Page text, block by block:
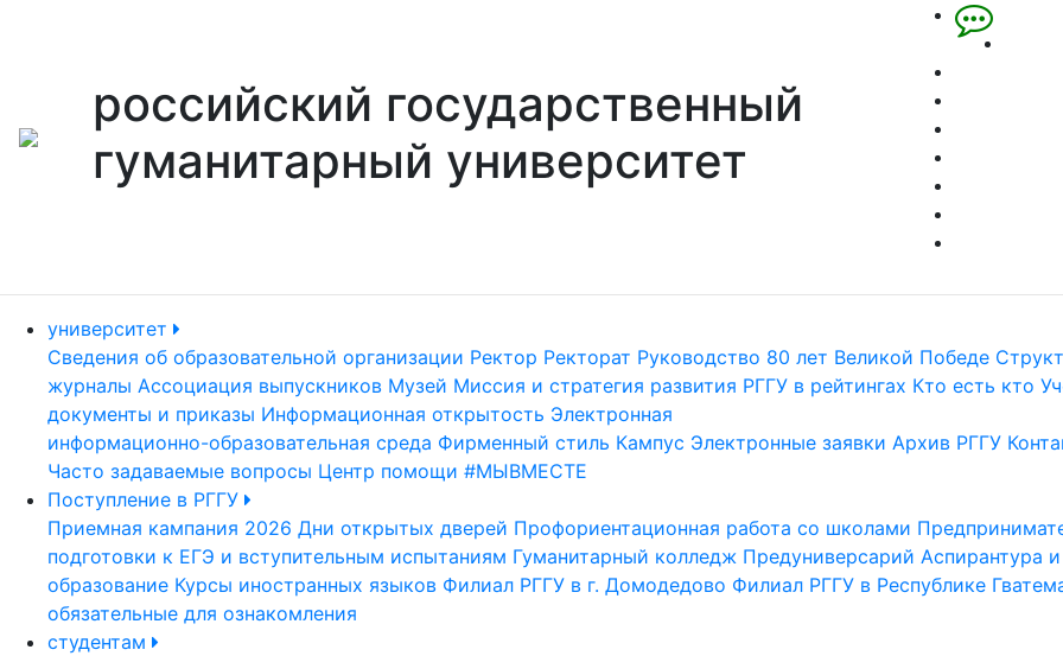
российский государственный
гуманитарный университет
университет
Сведения об образовательной организации Ректор Ректорат Руководство 80 лет Великой Победе
журналы Ассоциация выпускников Музей Миссия и стратегия развития РГГУ в рейтингах Кто есть кто
документы и приказы Информационная открытость Электронная
информационно-образовательная среда Фирменный стиль Кампус Электронные заявки Архив РГГУ
Часто задаваемые вопросы Центр помощи #МЫВМЕСТЕ
Поступление в РГГУ
Приемная кампания 2026 Дни открытых дверей Профориентационная работа со школами
подготовки к ЕГЭ и вступительным испытаниям Гуманитарный колледж Предуниверсарий Аспирантура
образование Курсы иностранных языков Филиал РГГУ в г. Домодедово Филиал РГГУ в Республике
обязательные для ознакомления
студентам